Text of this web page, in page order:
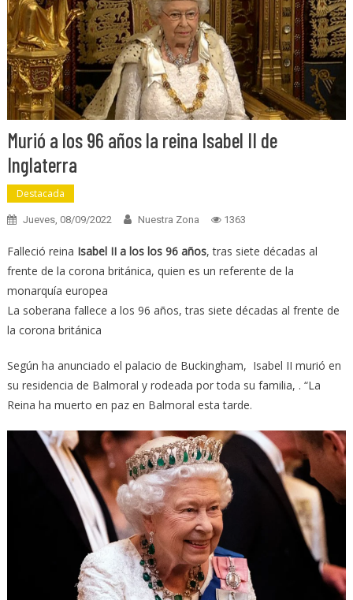
Murió a los 96 años la reina Isabel II de
Inglaterra
Destacada
Jueves, 08/09/2022 Nuestra Zona 1363
Falleció reina Isabel II a los los 96 años, tras siete décadas al
frente de la corona británica, quien es un referente de la
monarquía europea
La soberana fallece a los 96 años, tras siete décadas al frente de
la corona británica
Según ha anunciado el palacio de Buckingham, Isabel II murió en
su residencia de Balmoral y rodeada por toda su familia, . “La
Reina ha muerto en paz en Balmoral esta tarde.